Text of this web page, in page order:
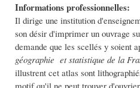
Informations professionnelles:
Il dirige une institution
son désir d'imprimer un ouvrage
demande que les scellés y soient
géographie et statistique de la
illustrent cet atlas sont